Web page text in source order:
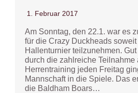
1. Februar 2017
Am Sonntag, den 22.1. war es
für die Crazy Duckheads
Hallenturnier teilzunehmen.
durch die zahlreiche Teilnahme
Herrentraining jeden Freitag
Mannschaft in die Spiele. Das
die Baldham Boars…